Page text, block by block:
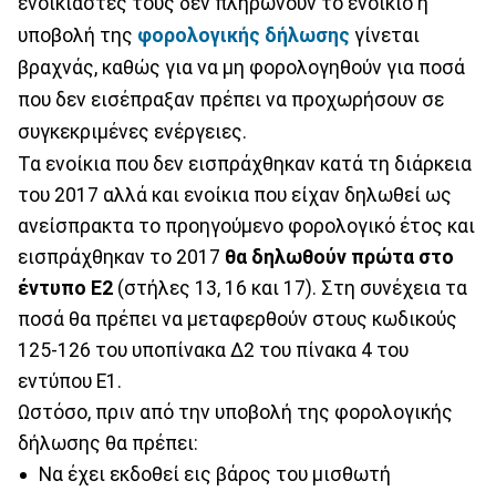
υποβολή της φορολογικής δήλωσης γίνεται
βραχνάς, καθώς για να μη φορολογηθούν για ποσά
που δεν εισέπραξαν πρέπει να προχωρήσουν σε
συγκεκριμένες ενέργειες.
Τα ενοίκια που δεν εισπράχθηκαν κατά τη διάρκεια
του 2017 αλλά και ενοίκια που είχαν δηλωθεί ως
ανείσπρακτα το προηγούμενο φορολογικό έτος και
εισπράχθηκαν το 2017 θα δηλωθούν πρώτα στο
έντυπο Ε2 (στήλες 13, 16 και 17). Στη συνέχεια τα
ποσά θα πρέπει να μεταφερθούν στους κωδικούς
125-126 του υποπίνακα Δ2 του πίνακα 4 του
εντύπου Ε1.
Ωστόσο, πριν από την υποβολή της φορολογικής
δήλωσης θα πρέπει:
Να έχει εκδοθεί εις βάρος του μισθωτή